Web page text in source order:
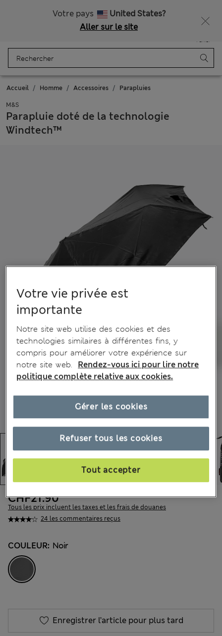
Votre pays
United States?
Aller sur le site
Panier
Accueil Homme Accessoires Parapluies
M&S
Parapluie doté de la technologie
Windtech™
24 les commentaires reçus
CHF21.90
Tous les prix incluent les taxes et les frais de douanes
COULEUR: Noir
Enregistrer l’article pour plus tard
Votre vie privée est
importante
Notre site web utilise des cookies et des
technologies similaires à différentes fins, y
compris pour améliorer votre expérience sur
notre site web.
Rendez-vous ici pour lire notre
politique complète relative aux cookies.
Refuser tous les cookies
Tout accepter
Gérer les cookies